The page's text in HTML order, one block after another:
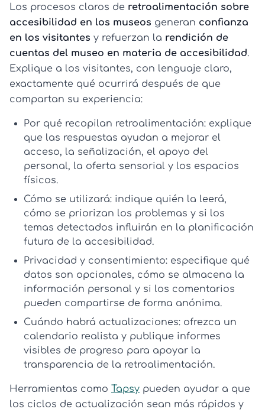
Los procesos claros de retroalimentación sobre
accesibilidad en los museos generan confianza
en los visitantes y refuerzan la rendición de
cuentas del museo en materia de accesibilidad.
Explique a los visitantes, con lenguaje claro,
exactamente qué ocurrirá después de que
compartan su experiencia:
Por qué recopilan retroalimentación: explique
que las respuestas ayudan a mejorar el
acceso, la señalización, el apoyo del
personal, la oferta sensorial y los espacios
físicos.
Cómo se utilizará: indique quién la leerá,
cómo se priorizan los problemas y si los
temas detectados influirán en la planificación
futura de la accesibilidad.
Privacidad y consentimiento: especifique qué
datos son opcionales, cómo se almacena la
información personal y si los comentarios
pueden compartirse de forma anónima.
Cuándo habrá actualizaciones: ofrezca un
calendario realista y publique informes
visibles de progreso para apoyar la
transparencia de la retroalimentación.
Herramientas como Tapsy pueden ayudar a que
los ciclos de actualización sean más rápidos y